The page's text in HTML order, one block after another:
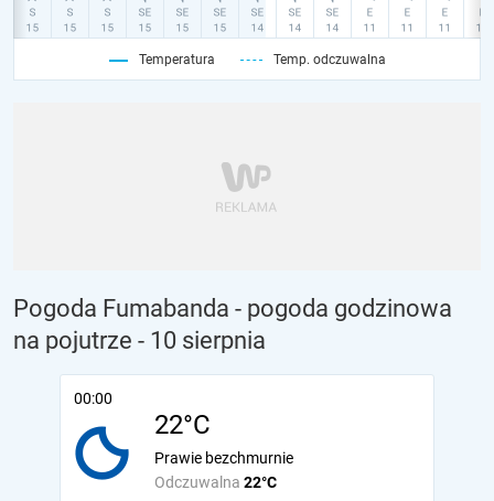
Temperatura Temp. odczuwalna
Pogoda Fumabanda - pogoda godzinowa
na pojutrze - 10 sierpnia
00:00
22°C
Odczuwalna 22°C
Prawie bezchmurnie